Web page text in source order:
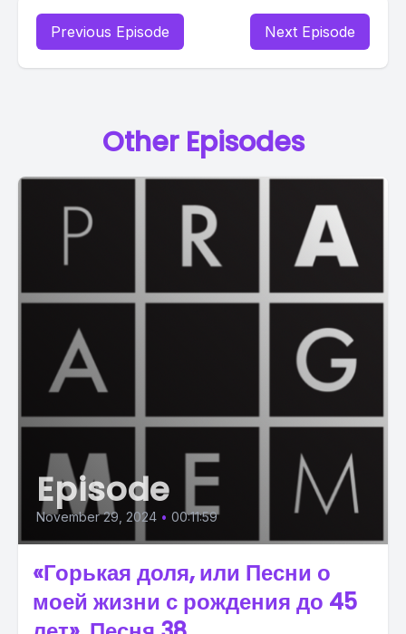
Previous Episode Next Episode
Other Episodes
Episode
November 29, 2024 • 00:11:59
«Горькая доля, или Песни о
моей жизни с рождения до 45